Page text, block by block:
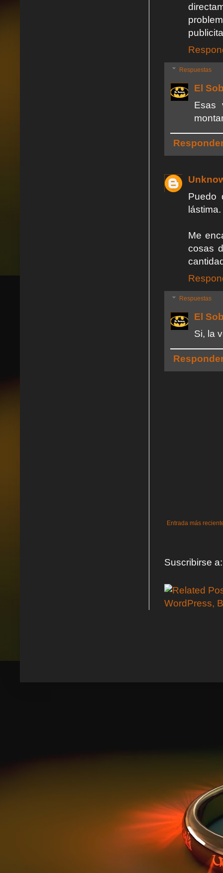
Respuestas
El
Esas
Puedo
lástima.
Me
cosas
Respuestas
El
Si, la
Entrada más
Suscribirse